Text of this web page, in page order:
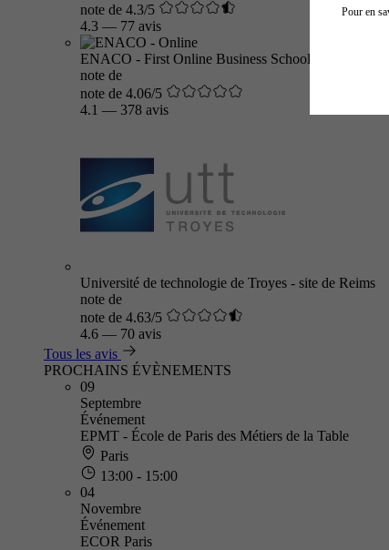
note de 4.3/5
4.3 — 77 avis
ENACO - First Online Business School
note de
note de 4.06/5
4.1 — 378 avis
Université de technologie de Troyes - site de Reims
note de
note de 4.63/5
4.6 — 70 avis
Tous les avis
PROCHAINS ÉVÈNEMENTS
09
Septembre
Événement
EPMT - École de Paris des Métiers de la Table
Paris
13:00 - 15:00
04
Novembre
Événement
ECOR Paris
Pour en